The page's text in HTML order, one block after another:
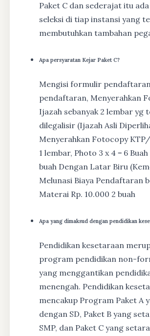
Paket C dan sederajat itu
seleksi di tiap instansi yang
membutuhkan tambahan
Apa persyaratan Kejar Paket C?
Mengisi formulir
pendaftaran, Menyerahkan
Ijazah sebanyak 2 lembar yg
dilegalisir (Ijazah Asli
Menyerahkan Fotocopy
1 lembar, Photo 3 x 4 = 6 Buah
buah Dengan Latar Biru
Melunasi Biaya Pendaftaran
Materai Rp. 10.000 2 buah
Apa yang dimaksud dengan pendidikan
Pendidikan kesetaraan
program pendidikan non-
yang menggantikan
menengah. Pendidikan
mencakup Program Paket A
dengan SD, Paket B yang
SMP, dan Paket C yang